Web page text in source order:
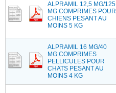
ALPRAMIL 12,5 MG/125
MG COMPRIMES POUR
CHIENS PESANT AU
MOINS 5 KG
ALPRAMIL 16 MG/40
MG COMPRIMES
PELLICULES POUR
CHATS PESANT AU
MOINS 4 KG